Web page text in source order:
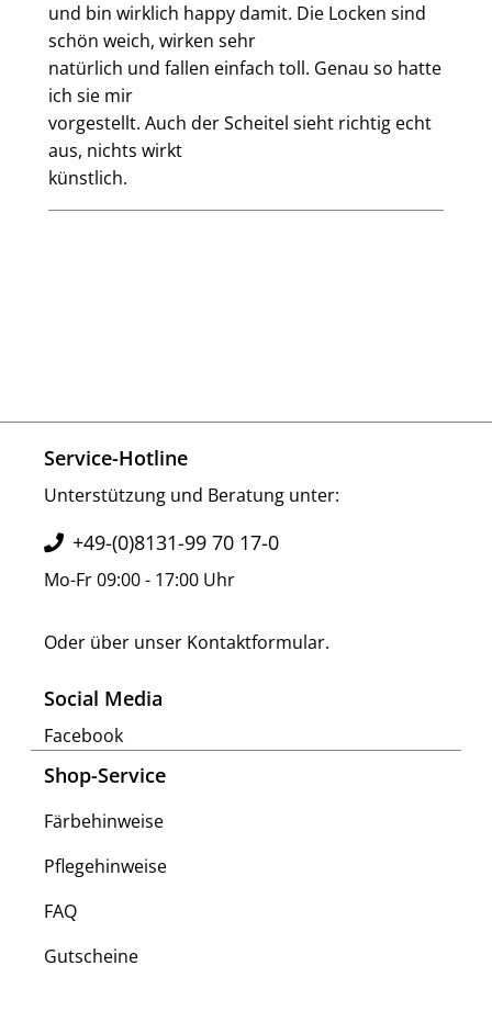
und bin wirklich happy damit. Die Locken sind
schön weich, wirken sehr
natürlich und fallen einfach toll. Genau so hatte
ich sie mir
vorgestellt. Auch der Scheitel sieht richtig echt
aus, nichts wirkt
künstlich.
Service-Hotline
Unterstützung und Beratung unter:
+49-(0)8131-99 70 17-0
Mo-Fr 09:00 - 17:00 Uhr
Oder über unser Kontaktformular.
Social Media
Facebook
Shop-Service
Färbehinweise
Pflegehinweise
FAQ
Gutscheine